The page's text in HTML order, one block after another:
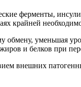
ферменты,
крайней
обмену, уменьшая
и белков при
внешних